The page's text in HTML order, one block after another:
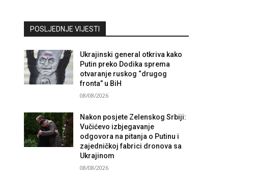
POSLJEDNJE VIJESTI
Ukrajinski general otkriva kako
Putin preko Dodika sprema
otvaranje ruskog “drugog
fronta” u BiH
08/08/2026
Nakon posjete Zelenskog Srbiji:
Vučićevo izbjegavanje
odgovora na pitanja o Putinu i
zajedničkoj fabrici dronova sa
Ukrajinom
08/08/2026